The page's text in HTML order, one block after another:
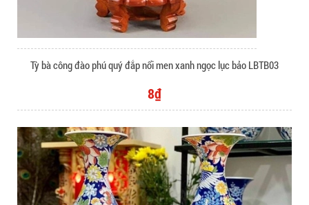
Tỳ bà công đào phú quý đắp nổi men xanh ngọc lục bảo LBTB03
8₫